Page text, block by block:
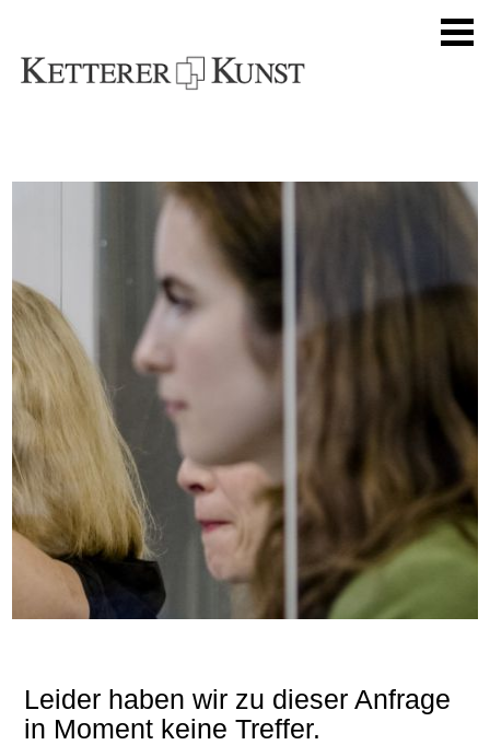
Leider haben wir zu dieser Anfrage
in Moment keine Treffer.